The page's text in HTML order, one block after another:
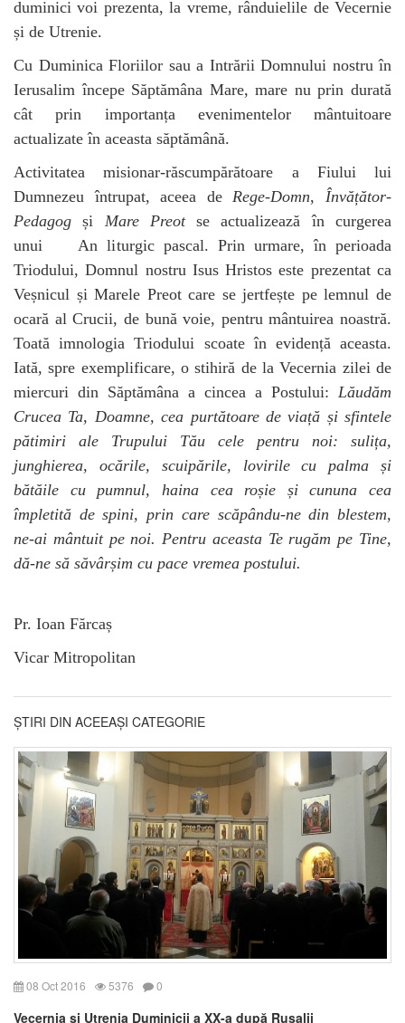
duminici voi prezenta, la vreme, rânduielile de Vecernie
și de Utrenie.
Cu Duminica Floriilor sau a Intrării Domnului nostru în
Ierusalim începe Săptămâna Mare, mare nu prin durată
cât prin importanța evenimentelor mântuitoare
actualizate în aceasta săptămână.
Activitatea misionar-răscumpărătoare a Fiului lui
Dumnezeu întrupat, aceea de Rege-Domn, Învățător-
Pedagog și Mare Preotse actualizează în curgerea
unui An liturgic pascal. Prin urmare, în perioada
Triodului, Domnul nostru Isus Hristos este prezentat ca
Veșnicul și Marele Preot care se jertfește pe lemnul de
ocară al Crucii, de bună voie, pentru mântuirea noastră.
Toată imnologia Triodului scoate în evidență aceasta.
Iată, spre exemplificare, o stihiră de la Vecernia zilei de
miercuri din Săptămâna a cincea a Postului: Lăudăm
Crucea Ta, Doamne, cea purtătoare de viață și sfintele
pătimiri ale Trupului Tău cele pentru noi: sulița,
junghierea, ocările, scuipările, lovirile cu palma și
bătăile cu pumnul, haina cea roșie și cununa cea
împletită de spini, prin care scăpându-ne din blestem,
ne-ai mântuit pe noi. Pentru aceasta Te rugăm pe Tine,
dă-ne să săvârșim cu pace vremea postului.
Pr. Ioan Fărcaș
Vicar Mitropolitan
ȘTIRI DIN ACEEAȘI CATEGORIE
08 Oct 2016 5376 0
Vecernia și Utrenia Duminicii a XX-a după Rusalii